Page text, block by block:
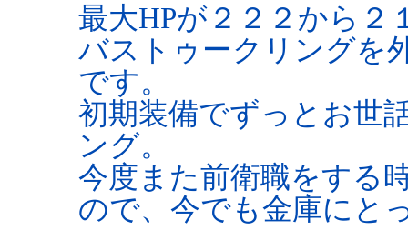
最大HPが２２２から２
バストゥークリングを
です。
初期装備でずっとお世
ング。
今度また前衛職をする
ので、今でも金庫にと